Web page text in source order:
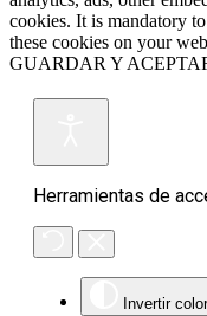
cookies. It is mandatory
these cookies on your
GUARDAR Y
Herramientas de
Invertir